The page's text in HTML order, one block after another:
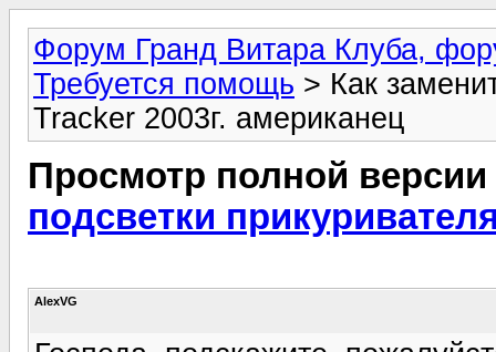
Форум Гранд Витара Клуба,
Требуется помощь > Как
Tracker 2003г. американец
Просмотр полной
подсветки
AlexVG